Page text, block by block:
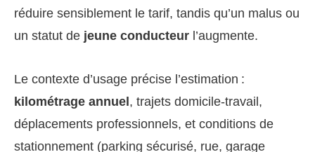
réduire sensiblement le tarif, tandis qu’un malus ou
un statut de jeune conducteur l’augmente.
Le contexte d’usage précise l’estimation :
kilométrage annuel , trajets domicile-travail,
déplacements professionnels, et conditions de
stationnement (parking sécurisé, rue, garage